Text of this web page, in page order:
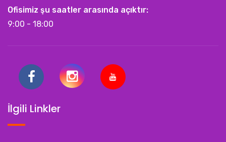
Ofisimiz şu saatler arasında açıktır:
9:00 - 18:00
İlgili Linkler